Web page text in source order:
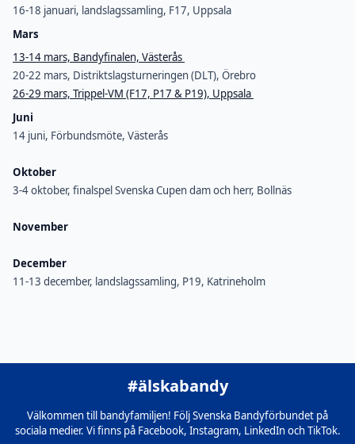
16-18 januari, landslagssamling, F17, Uppsala
Mars
13-14 mars, Bandyfinalen, Västerås
20-22 mars, Distriktslagsturneringen (DLT), Örebro
26-29 mars, Trippel-VM (F17, P17 & P19), Uppsala
Juni
14 juni, Förbundsmöte, Västerås
Oktober
3-4 oktober, finalspel Svenska Cupen dam och herr, Bollnäs
November
December
11-13 december, landslagssamling, P19, Katrineholm
#älskabandy
Välkommen till bandyfamiljen! Följ Svenska Bandyförbundet på
sociala medier. Vi finns på Facebook, Instagram, LinkedIn och TikTok.